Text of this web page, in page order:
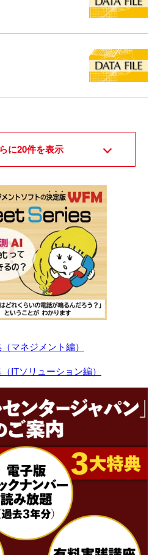
に20件を表示
マネジメント編）
ITソリューション編）